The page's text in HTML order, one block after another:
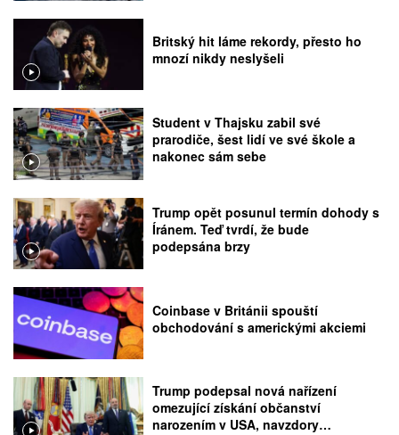
Britský hit láme rekordy, přesto ho
mnozí nikdy neslyšeli
Student v Thajsku zabil své
prarodiče, šest lidí ve své škole a
nakonec sám sebe
Trump opět posunul termín dohody s
Íránem. Teď tvrdí, že bude
podepsána brzy
Coinbase v Británii spouští
obchodování s americkými akciemi
Trump podepsal nová nařízení
omezující získání občanství
narozením v USA, navzdory